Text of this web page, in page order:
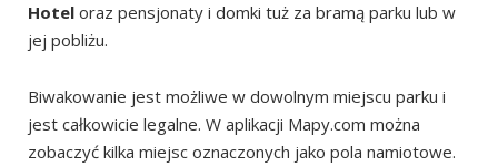
Hotel oraz pensjonaty i domki tuż za bramą parku lub w
jej pobliżu.
Biwakowanie jest możliwe w dowolnym miejscu parku i
jest całkowicie legalne. W aplikacji Mapy.com można
zobaczyć kilka miejsc oznaczonych jako pola namiotowe.